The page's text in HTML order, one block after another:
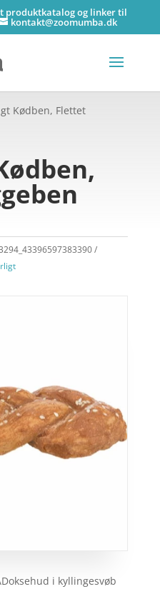
produktkatalog og linker til
kontakt@zoomumba.dk
Kødben, Flettet
i kyllingesvøb